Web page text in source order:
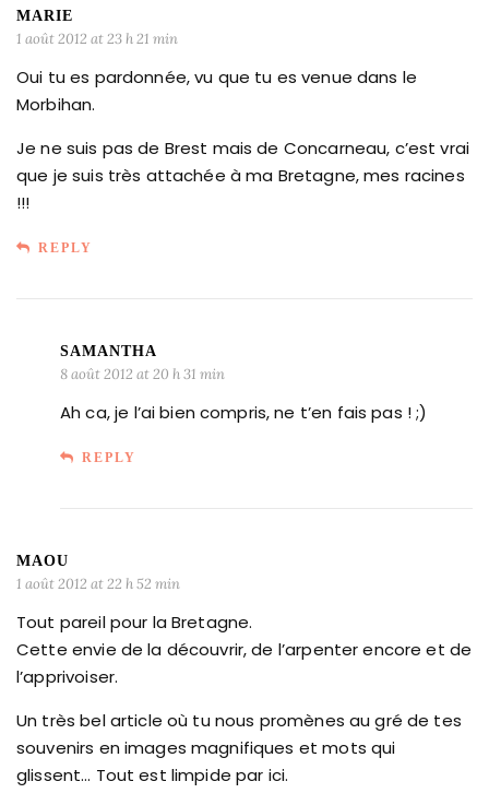
MARIE
1 août 2012 at 23 h 21 min
Oui tu es pardonnée, vu que tu es venue dans le
Morbihan.
Je ne suis pas de Brest mais de Concarneau, c’est vrai
que je suis très attachée à ma Bretagne, mes racines
!!!
REPLY
SAMANTHA
8 août 2012 at 20 h 31 min
Ah ca, je l’ai bien compris, ne t’en fais pas ! ;)
REPLY
MAOU
1 août 2012 at 22 h 52 min
Tout pareil pour la Bretagne.
Cette envie de la découvrir, de l’arpenter encore et de
l’apprivoiser.
Un très bel article où tu nous promènes au gré de tes
souvenirs en images magnifiques et mots qui
glissent… Tout est limpide par ici.